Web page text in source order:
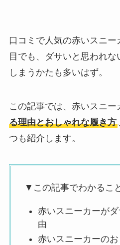
口コミで人気の赤いスニ
目でも、ダサいと思われ
しまうかたも多いはず。
この記事では、赤いスニー
る理由とおしゃれな履き方
つも紹介します。
▼この記事でわかるこ
赤いスニーカーが
由
赤いスニーカーの